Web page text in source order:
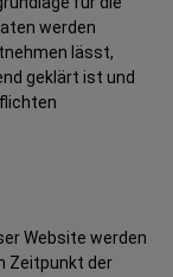
werden
lässt,
geklärt ist und
Website werden
Zeitpunkt der